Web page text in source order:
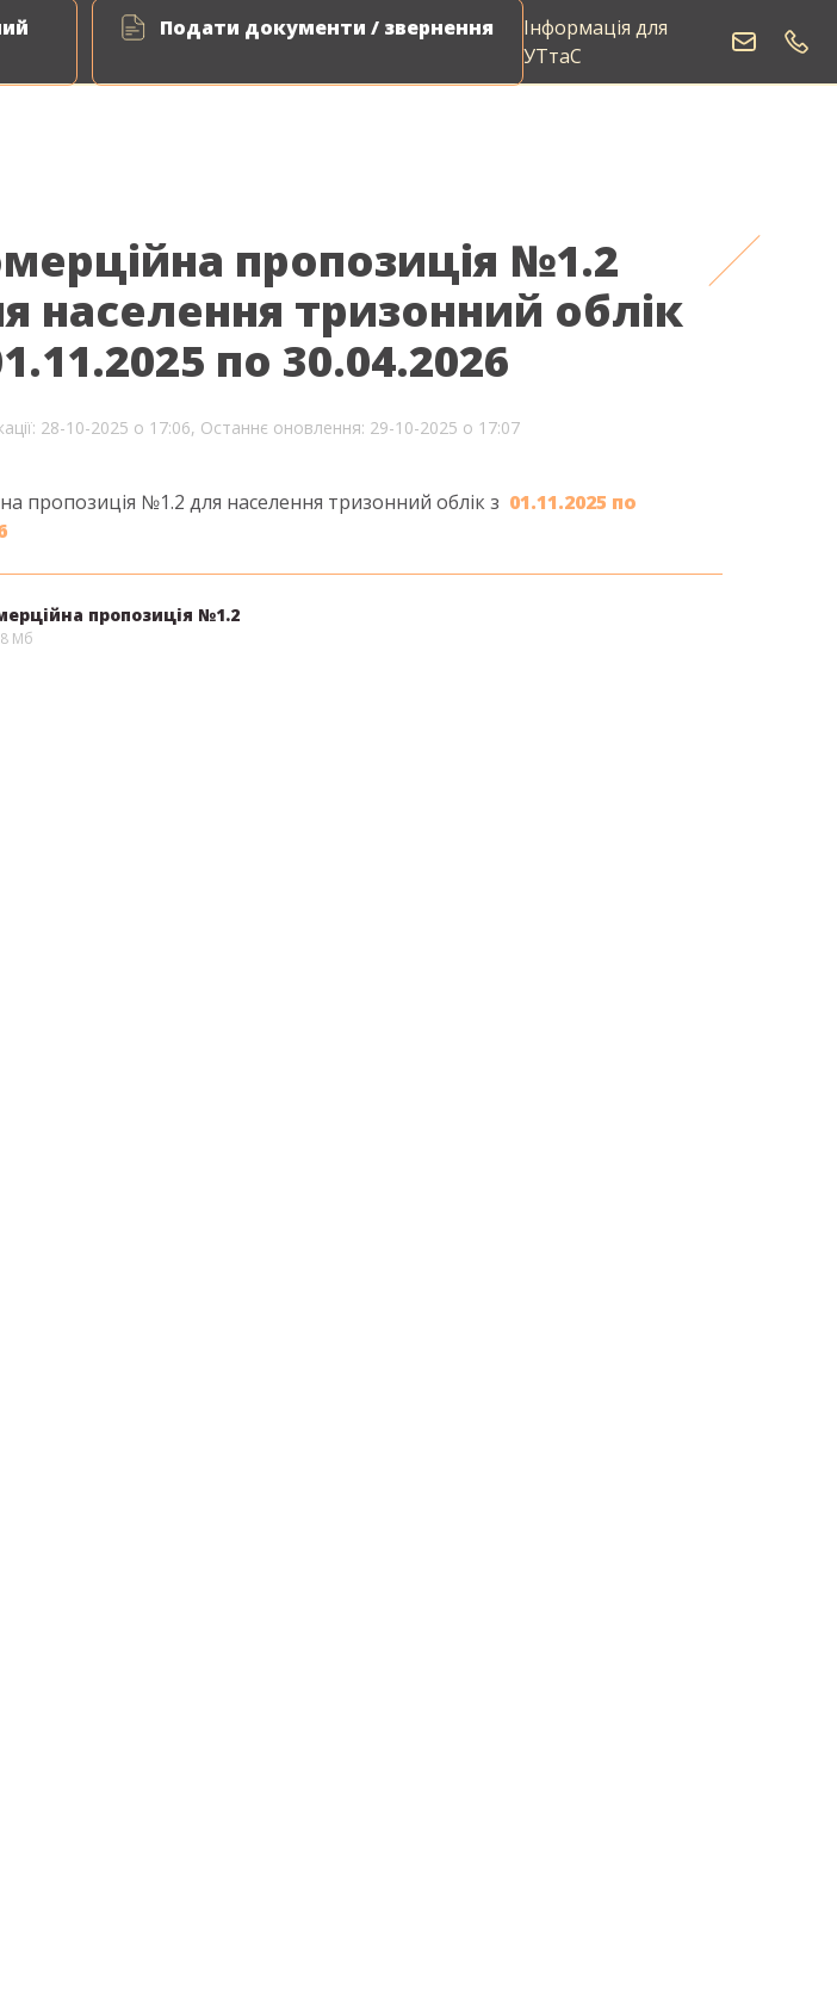
Подати документи / звернення
Інформація для
УТтаС
Енергоаудит ВДЕ Сервіс Виклик електрика
пропозиція №1.2
населення тризонний облік
по 30.04.2026
28-10-2025 о 17:06, Останнє оновлення: 29-10-2025 о 17:07
пропозиція №1.2 для населення тризонний облік з 01.11.2025 по
пропозиція №1.2
Мб